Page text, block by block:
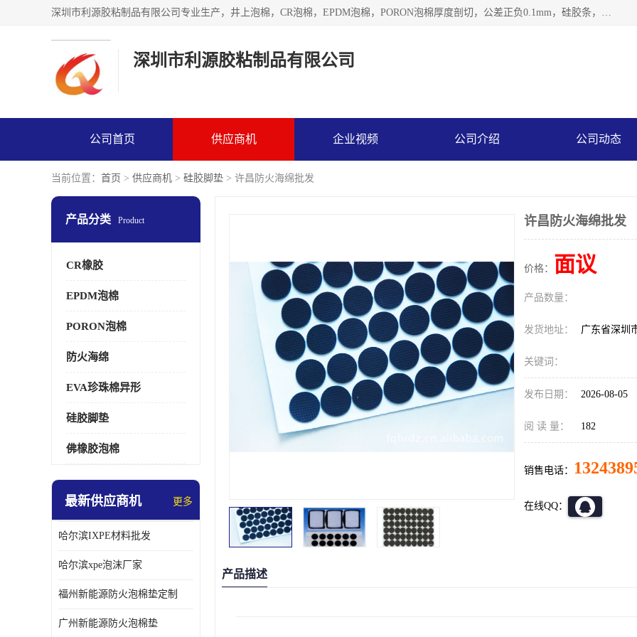
深圳市利源胶粘制品有限公司专业生产，井上泡棉，CR泡棉，EPDM泡棉，PORON泡棉厚度剖切，公差正负0.1mm，硅胶条，脚垫，异形一次成型，雕刻EVA海绵；包装材料:精密仪器、医疗器具、运输时缓冲、防震材料。建筑:住房装潢材料、房屋门窗密封；轻便、强韧性：轻便并且具有较强的韧性，良好的耐油性与耐溶剂性。隔热性：导热性低具有优越的保温性，具有的回弹性。
深圳市利源胶粘制品有限公司
公司首页 供应商机 企业视频 公司介绍 公司动态
当前位置： 首页 > 供应商机 > 硅胶脚垫 > 许昌防火海绵批发
产品分类 Product
CR橡胶
EPDM泡棉
PORON泡棉
防火海绵
EVA珍珠棉异形
硅胶脚垫
佛橡胶泡棉
最新供应商机 更多
哈尔滨IXPE材料批发
哈尔滨xpe泡沫厂家
福州新能源防火泡棉垫定制
广州新能源防火泡棉垫
许昌防火海绵批发
价格： 面议
产品数量：
发货地址： 广东省深圳
关键词：
发布日期： 2026-08-05
阅 读 量： 182
销售电话：
在线QQ：
产品描述